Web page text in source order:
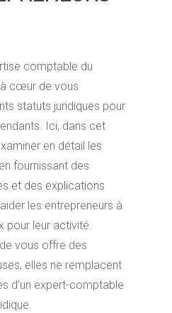
comptable du
cœur de vous
statuts juridiques pour
Ici, dans cet
en détail les
fournissant des
et des explications
les entrepreneurs à
pour leur activité.
vous offre des
elles ne remplacent
d’un expert-comptable